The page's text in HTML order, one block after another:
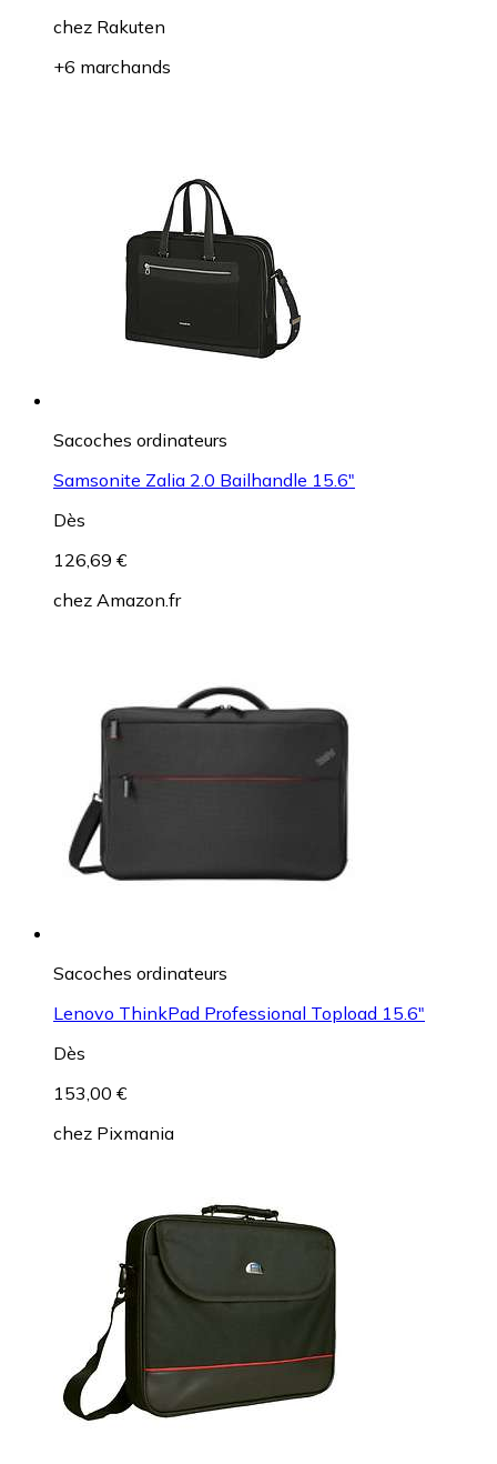
chez Rakuten
+6 marchands
Sacoches ordinateurs
Samsonite Zalia 2.0 Bailhandle 15.6"
Dès
126,69 €
chez Amazon.fr
Sacoches ordinateurs
Lenovo ThinkPad Professional Topload 15.6"
Dès
153,00 €
chez Pixmania